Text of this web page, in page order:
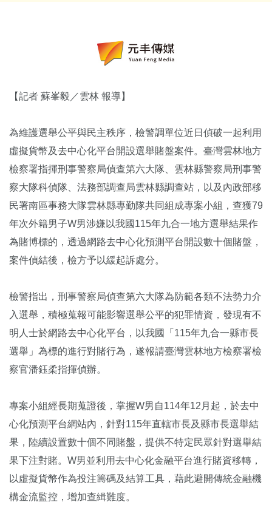
【記者 蘇峯毅／雲林 報導】
為維護選舉公平與民主秩序，檢警調單位近日偵破一起利用
虛擬貨幣及去中心化平台開設選舉賭盤案件。臺灣雲林地方
檢察署指揮刑事警察局偵查第六大隊、雲林縣警察局刑事警
察大隊科偵隊、法務部調查局雲林縣調查站，以及內政部移
民署南區事務大隊雲林縣專勤隊共同組成專案小組，查獲79
年次外籍男子W男涉嫌以我國115年九合一地方選舉結果作
為賭博標的，透過網路去中心化預測平台開設數十個賭盤，
案件偵結後，檢方予以緩起訴處分。
檢警指出，刑事警察局偵查第六大隊為防範各類不法勢力介
入選舉，積極蒐報可能影響選舉公平的犯罪情資，發現有不
明人士於網路去中心化平台，以我國「115年九合一縣市長
選舉」為標的進行對賭行為，遂報請臺灣雲林地方檢察署檢
察官潘鈺柔指揮偵辦。
專案小組經長期蒐證後，掌握W男自114年12月起，於去中
心化預測平台網站內，針對115年直轄市長及縣市長選舉結
果，陸續設置數十個不同賭盤，提供不特定民眾針對選舉結
果下注對賭。W男並利用去中心化金融平台進行賭資移轉，
以虛擬貨幣作為投注籌碼及結算工具，藉此避開傳統金融機
構金流監控，增加查緝難度。